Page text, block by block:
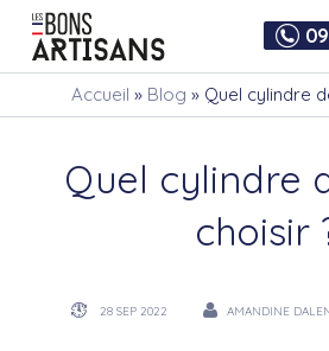
Accueil » Blog » Quel cylindre
Quel cylindre
choisir
28 SEP 2022 AMANDINE